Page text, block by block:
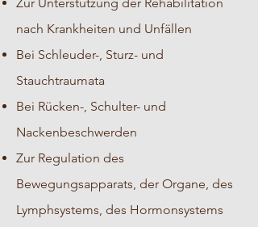
nach Krankheiten und Unfällen
Bei Schleuder-, Sturz- und
Stauchtraumata
Bei Rücken-, Schulter- und
Nackenbeschwerden
Zur Regulation des
Bewegungsapparats, der Organe, des
Lymphsystems, des Hormonsystems